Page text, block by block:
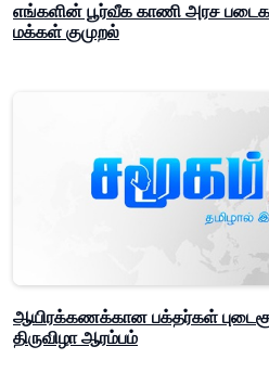
எங்களின் பூர்வீக காணி அரச
மக்கள் குமுறல்
ஆயிரக்கணக்கான பக்தர்கள்
திருவிழா ஆரம்பம்